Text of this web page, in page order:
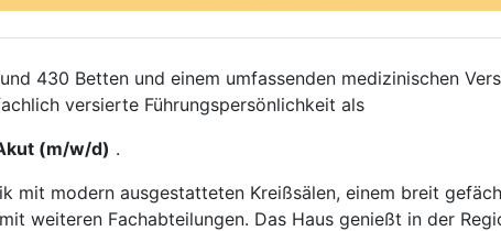
430 Betten und einem umfassenden medizinischen
versierte Führungspersönlichkeit als
(m/w/d) .
mit modern ausgestatteten Kreißsälen, einem breit
weiteren Fachabteilungen. Das Haus genießt in der